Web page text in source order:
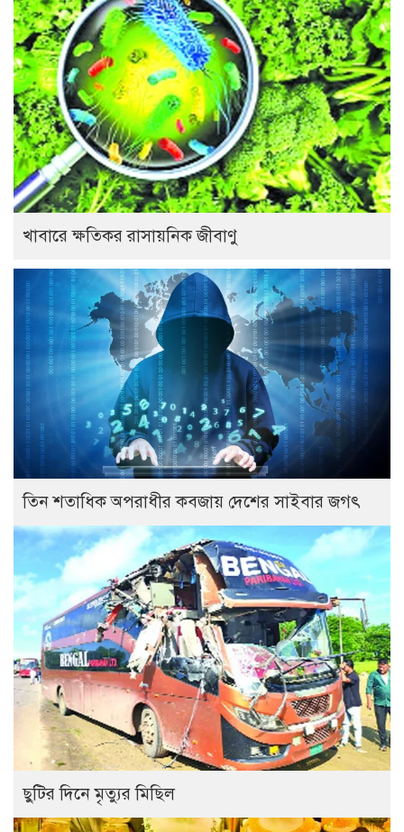
খাবারে ক্ষতিকর রাসায়নিক জীবাণু
তিন শতাধিক অপরাধীর কবজায় দেশের সাইবার জগৎ
ছুটির দিনে মৃত্যুর মিছিল